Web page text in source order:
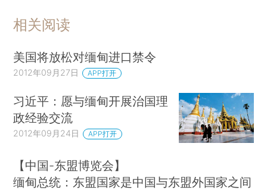
相关阅读
美国将放松对缅甸进口禁令
2012年09月27日 APP打开
习近平：愿与缅甸开展治国理
政经验交流
2012年09月24日 APP打开
【中国-东盟博览会】
缅甸总统：东盟国家是中国与东盟外国家之间